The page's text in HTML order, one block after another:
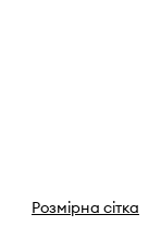
Розмірна сітка